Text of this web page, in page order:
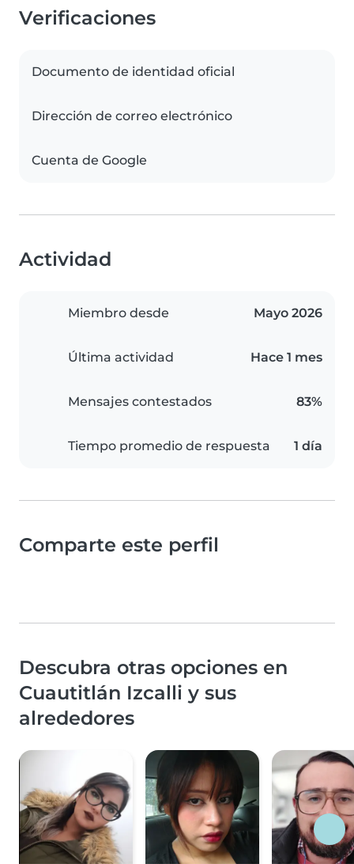
Verificaciones
Documento de identidad oficial
Dirección de correo electrónico
Cuenta de Google
Actividad
Miembro desde Mayo 2026
Última actividad Hace 1 mes
Mensajes contestados 83%
Tiempo promedio de respuesta 1 día
Comparte este perfil
Descubra otras opciones en
Cuautitlán Izcalli y sus
alrededores